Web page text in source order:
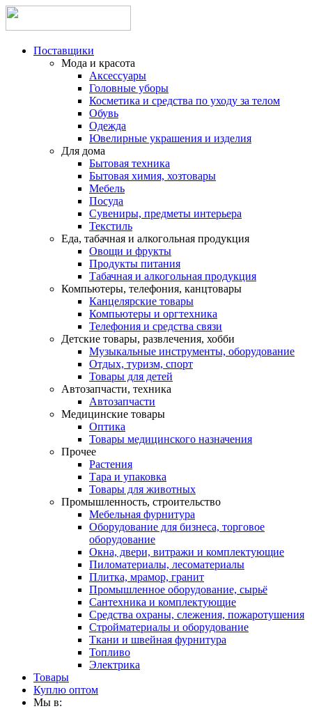
Поставщики
Мода и красота
Аксессуары
Головные уборы
Косметика и средства по уходу за телом
Обувь
Одежда
Ювелирные украшения и изделия
Для дома
Бытовая техника
Бытовая химия, хозтовары
Мебель
Посуда
Сувениры, предметы интерьера
Текстиль
Еда, табачная и алкогольная продукция
Овощи и фрукты
Продукты питания
Табачная и алкогольная продукция
Компьютеры, телефония, канцтовары
Канцелярские товары
Компьютеры и оргтехника
Телефония и средства связи
Детские товары, развлечения, хобби
Музыкальные инструменты, оборудование
Отдых, туризм, спорт
Товары для детей
Автозапчасти, техника
Автозапчасти
Медицинские товары
Оптика
Товары медицинского назначения
Прочее
Растения
Тара и упаковка
Товары для животных
Промышленность, строительство
Мебельная фурнитура
Оборудование для бизнеса, торговое
оборудование
Окна, двери, витражи и комплектующие
Пиломатериалы, лесоматериалы
Плитка, мрамор, гранит
Промышленное оборудование, сырьё
Сантехника и комплектующие
Средства охраны, слежения, пожаротушения
Стройматериалы и оборудование
Ткани и швейная фурнитура
Топливо
Электрика
Товары
Куплю оптом
Мы в: